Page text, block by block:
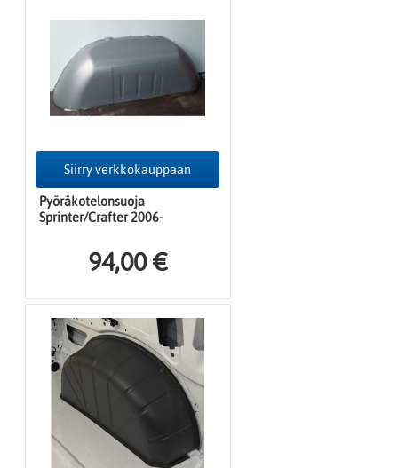
Siirry verkkokauppaan
Pyöräkotelonsuoja
Sprinter/Crafter 2006-
94,00 €